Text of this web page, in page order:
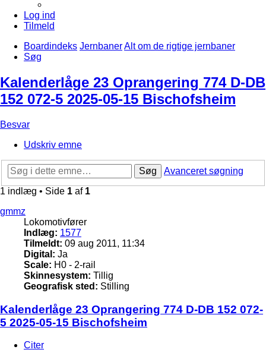
Log ind
Tilmeld
Boardindeks JernbanerAlt om de rigtige jernbaner
Søg
Kalenderlåge 23 Oprangering 774 D-DB
152 072-5 2025-05-15 Bischofsheim
Besvar
Udskriv emne
Søg
Avanceret søgning
1 indlæg • Side 1 af 1
gmmz
Lokomotivfører
Indlæg: 1577
Tilmeldt: 09 aug 2011, 11:34
Digital: Ja
Scale: H0 - 2-rail
Skinnesystem: Tillig
Geografisk sted: Stilling
Kalenderlåge 23 Oprangering 774 D-DB 152 072-
5 2025-05-15 Bischofsheim
Citer